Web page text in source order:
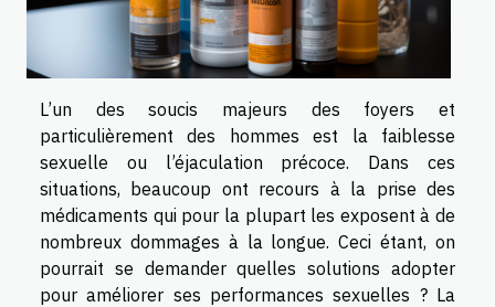
L’un des soucis majeurs des foyers et
particulièrement des hommes est la faiblesse
sexuelle ou l’éjaculation précoce. Dans ces
situations, beaucoup ont recours à la prise des
médicaments qui pour la plupart les exposent à de
nombreux dommages à la longue. Ceci étant, on
pourrait se demander quelles solutions adopter
pour améliorer ses performances sexuelles ? La